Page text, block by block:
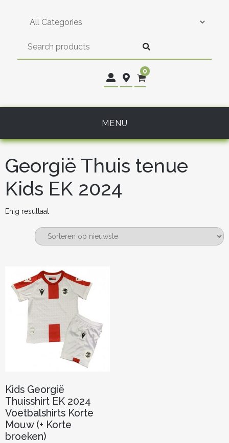
0
MENU
Georgië Thuis tenue
Kids EK 2024
Enig resultaat
Kids Georgië
Thuisshirt EK 2024
Voetbalshirts Korte
Mouw (+ Korte
broeken)